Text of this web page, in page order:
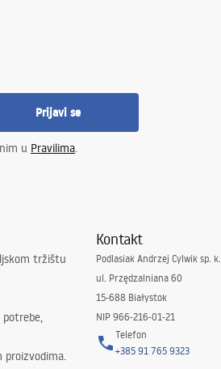
Prijavi se
u Pravilima.
tržištu
potrebe,
Kontakt
Podlasiak Andrzej Cylwik sp. k.
ul. Przędzalniana 60
15-688 Białystok
NIP 966-216-01-21
Telefon
+385 91 765 9323